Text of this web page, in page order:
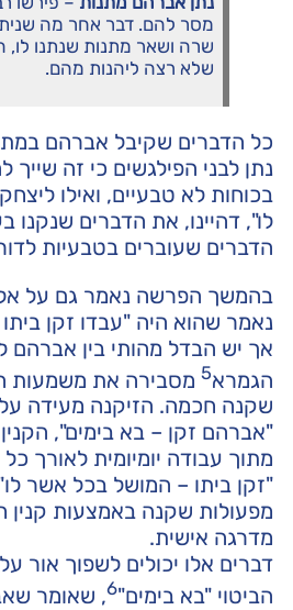
מסר להם. דבר אחר מה
שרה ושאר מתנות שנתנו לו,
שלא רצה ליהנות מהם.
כל הדברים שקיבל אברהם
נתן לבני הפילגשים כי זה
בכוחות לא טבעיים, ואילו
לו", דהיינו, את הדברים שנקנו
הדברים שעוברים בטבעיות
בהמשך הפרשה נאמר גם על
נאמר שהוא היה "עבדו זקן
אך יש הבדל מהותי בין אברהם
הגמרא5מסבירה את משמעות
שקנה חכמה. הזיקנה מעידה
"אברהם זקן – בא בימים",
מתוך עבודה יומיומית לאורך כל
"זקן ביתו – המושל בכל אשר לו"
מפעולות שקנה באמצעות קנין
מדרגה אישית.
דברים אלו יכולים לשפוך
הביטוי "בא בימים"6, שאומר